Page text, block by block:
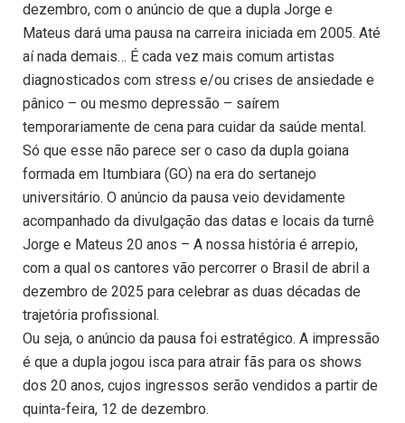
dezembro, com o anúncio de que a dupla Jorge e
Mateus dará uma pausa na carreira iniciada em 2005. Até
aí nada demais… É cada vez mais comum artistas
diagnosticados com stress e/ou crises de ansiedade e
pânico – ou mesmo depressão – saírem
temporariamente de cena para cuidar da saúde mental.
Só que esse não parece ser o caso da dupla goiana
formada em Itumbiara (GO) na era do sertanejo
universitário. O anúncio da pausa veio devidamente
acompanhado da divulgação das datas e locais da turnê
Jorge e Mateus 20 anos – A nossa história é arrepio,
com a qual os cantores vão percorrer o Brasil de abril a
dezembro de 2025 para celebrar as duas décadas de
trajetória profissional.
Ou seja, o anúncio da pausa foi estratégico. A impressão
é que a dupla jogou isca para atrair fãs para os shows
dos 20 anos, cujos ingressos serão vendidos a partir de
quinta-feira, 12 de dezembro.